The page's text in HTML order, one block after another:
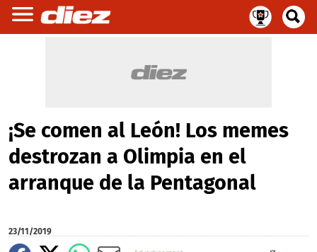
¡Se comen al León! Los memes
destrozan a Olimpia en el
arranque de la Pentagonal
23/11/2019